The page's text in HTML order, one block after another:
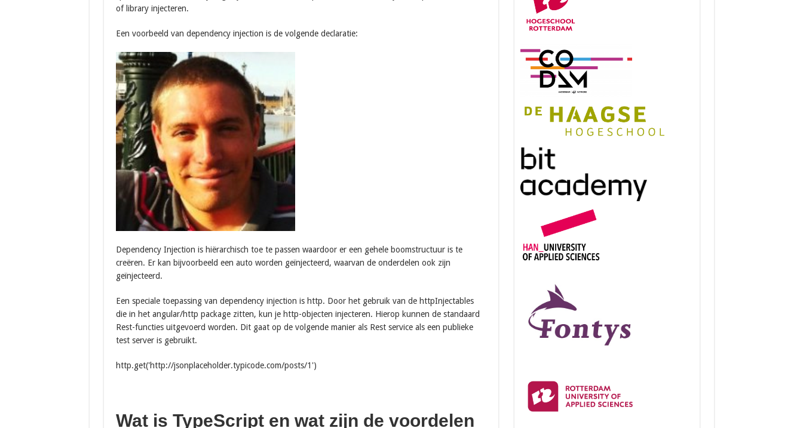
of library injecteren.
Een voorbeeld van dependency injection is de volgende declaratie:
Dependency Injection is hiërarchisch toe te passen waardoor er een gehele boomstructuur is te
creëren. Er kan bijvoorbeeld een auto worden geïnjecteerd, waarvan de onderdelen ook zijn
geïnjecteerd.
Een speciale toepassing van dependency injection is http. Door het gebruik van de httpInjectables
die in het angular/http package zitten, kun je http-objecten injecteren. Hierop kunnen de standaard
Rest-functies uitgevoerd worden. Dit gaat op de volgende manier als Rest service als een publieke
test server is gebruikt.
http.get('http://jsonplaceholder.typicode.com/posts/1')
Wat is TypeScript en wat zijn de voordelen